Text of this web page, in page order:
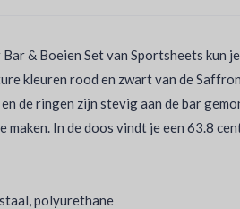
& Boeien Set van Sportsheets
kleuren rood en zwart van de
de ringen zijn stevig aan de bar
maken. In de doos vindt je een 63.8
polyurethane